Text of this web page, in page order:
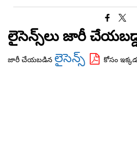
లైసెన్స్‌లు జారీ
జారీ చేయబడినలైసెన్స్ కోసం